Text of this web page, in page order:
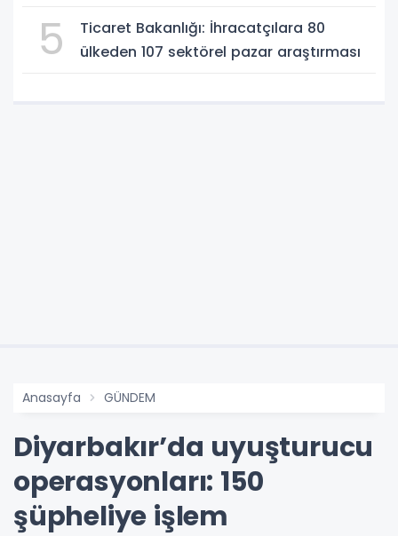
5
Ticaret Bakanlığı: İhracatçılara 80
ülkeden 107 sektörel pazar araştırması
Anasayfa GÜNDEM
Diyarbakır’da uyuşturucu
operasyonları: 150
şüpheliye işlem